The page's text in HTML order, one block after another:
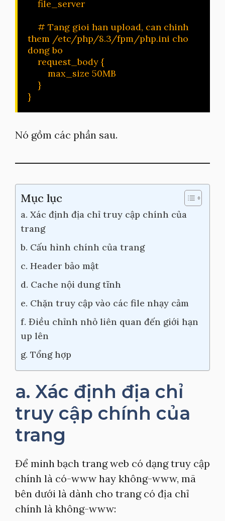
them /etc/php/8.3/fpm/php.ini cho
dong bo
}
Nó gồm các phần sau.
Mục lục
a. Xác định địa chỉ truy cập chính của
trang
b. Cấu hình chính của trang
c. Header bảo mật
d. Cache nội dung tĩnh
e. Chặn truy cập vào các file nhạy cảm
f. Điều chỉnh nhỏ liên quan đến giới hạn
up lên
g. Tổng hợp
a. Xác định địa chỉ
truy cập chính của
trang
Để minh bạch trang web có dạng truy cập
chính là có-www hay không-www, mã
bên dưới là dành cho trang có địa chỉ
chính là không-www: